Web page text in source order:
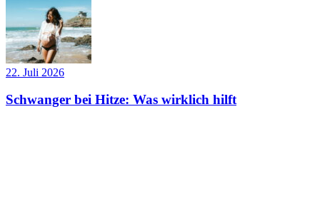
22. Juli 2026
Schwanger bei Hitze: Was wirklich hilft